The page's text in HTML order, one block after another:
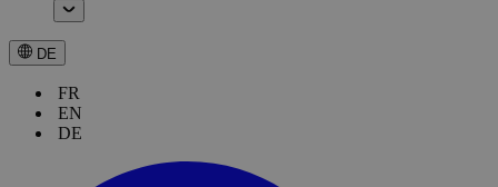
DE
FR
EN
DE